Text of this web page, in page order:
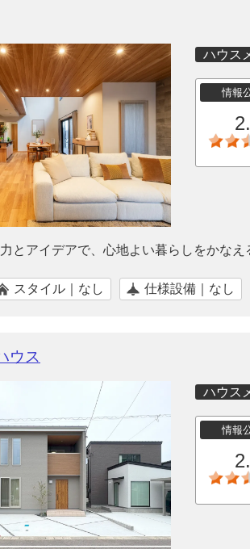
ハウス
情報
とアイデアで、心地よい暮らしをかなえ
スタイル｜なし 仕様設備｜なし
ウス
ハウス
情報